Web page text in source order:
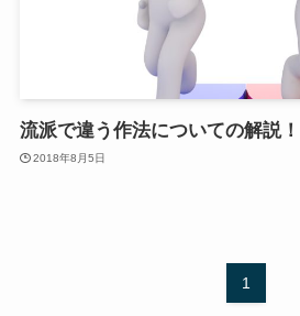
流派で違う作法についての解説！
2018年8月5日
1